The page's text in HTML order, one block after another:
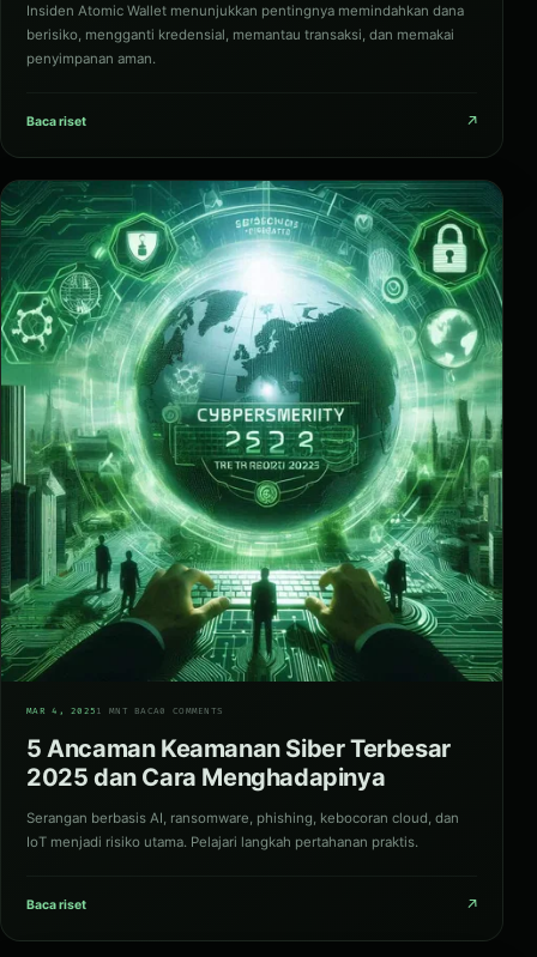
Insiden Atomic Wallet menunjukkan pentingnya memindahkan dana
berisiko, mengganti kredensial, memantau transaksi, dan memakai
penyimpanan aman.
Baca riset ↗
MAR 4, 2025 1 MNT BACA0 COMMENTS
5 Ancaman Keamanan Siber Terbesar
2025 dan Cara Menghadapinya
Serangan berbasis AI, ransomware, phishing, kebocoran cloud, dan
IoT menjadi risiko utama. Pelajari langkah pertahanan praktis.
Baca riset ↗